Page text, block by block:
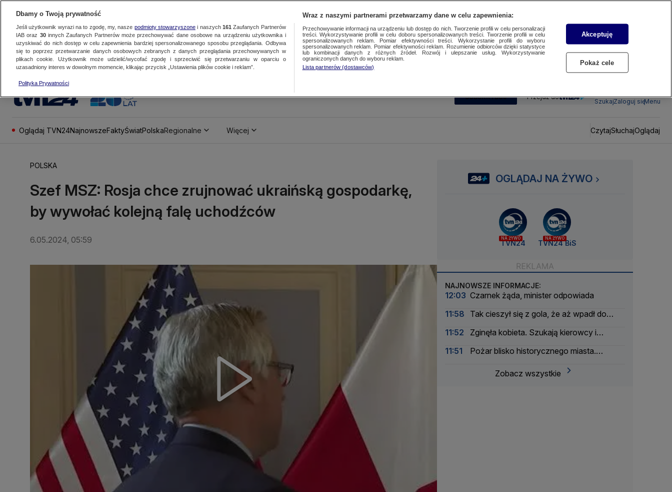
SUBSKRYBUJ Przejdź do
SzukajZaloguj sięMenu
Oglądaj TVN24NajnowszeFaktyŚwiatPolskaRegionalne Więcej CzytajSłuchajOglądaj
POLSKA
Szef MSZ: Rosja chce zrujnować ukraińską gospodarkę,
by wywołać kolejną falę uchodźców
6.05.2024, 05:59
OGLĄDAJ NA ŻYWO
NA ŻYWO
TVN24
NA ŻYWO
TVN24 BiS
NAJNOWSZE INFORMACJE:
12:03 Czarnek żąda, minister odpowiada
11:58
Tak cieszył się z gola, że aż wpadł do
11:52
Zginęła kobieta. Szukają kierowcy i
11:51
Pożar blisko historycznego miasta.
Zobacz wszystkie
Dbamy o Twoją prywatność
Jeśli użytkownik wyrazi na to zgodę, my, nasze podmioty stowarzyszonei naszych 161 Zaufanych Partnerów
IAB oraz 30innych Zaufanych Partnerów może przechowywać dane osobowe na urządzeniu użytkownika i
uzyskiwać do nich dostęp w celu zapewnienia bardziej spersonalizowanego sposobu przeglądania. Odbywa
się to poprzez przetwarzanie danych osobowych zebranych z danych przeglądania przechowywanych w
plikach cookie. Użytkownik może udzielić/wycofać zgodę i sprzeciwić się przetwarzaniu w oparciu o
uzasadniony interes w dowolnym momencie, klikając przycisk „Ustawienia plików cookie i reklam”.
Polityka Prywatności
Wraz z naszymi partnerami przetwarzamy dane w celu zapewnienia:
Przechowywanie informacji na urządzeniu lub dostęp do nich. Tworzenie profili w celu personalizacji
treści. Wykorzystywanie profili w celu doboru spersonalizowanych treści. Tworzenie profili w celu
spersonalizowanych reklam. Pomiar efektywności treści. Wykorzystanie profili do wyboru
spersonalizowanych reklam. Pomiar efektywności reklam. Rozumienie odbiorców dzięki statystyce
lub kombinacji danych z różnych źródeł. Rozwój i ulepszanie usług. Wykorzystywanie
ograniczonych danych do wyboru reklam.
Lista partnerów (dostawców)
Akceptuję
Pokaż cele